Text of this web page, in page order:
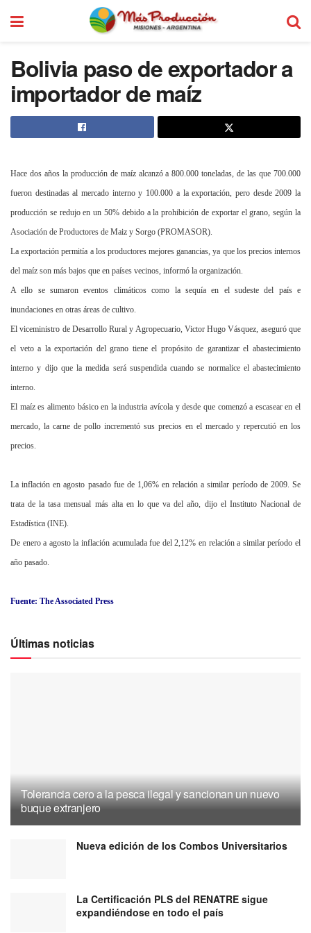
Bolivia paso de exportador a
importador de maíz
Hace dos años la producción de maíz alcanzó a 800.000 toneladas, de las que 700.000
fueron destinadas al mercado interno y 100.000 a la exportación, pero desde 2009 la
producción se redujo en un 50% debido a la prohibición de exportar el grano, según la
Asociación de Productores de Maiz y Sorgo (PROMASOR).
La exportación permitía a los productores mejores ganancias, ya que los precios internos
del maíz son más bajos que en países vecinos, informó la organización.
A ello se sumaron eventos climáticos como la sequía en el sudeste del país e
inundaciones en otras áreas de cultivo.
El viceministro de Desarrollo Rural y Agropecuario, Victor Hugo Vásquez, aseguró que
el veto a la exportación del grano tiene el propósito de garantizar el abastecimiento
interno y dijo que la medida será suspendida cuando se normalice el abastecimiento
interno.
El maíz es alimento básico en la industria avícola y desde que comenzó a escasear en el
mercado, la carne de pollo incrementó sus precios en el mercado y repercutió en los
precios.
La inflación en agosto pasado fue de 1,06% en relación a similar período de 2009. Se
trata de la tasa mensual más alta en lo que va del año, dijo el Instituto Nacional de
Estadística (INE).
De enero a agosto la inflación acumulada fue del 2,12% en relación a similar período el
año pasado.
Fuente: The Associated Press
Últimas noticias
Tolerancia cero a la pesca ilegal y sancionan un nuevo
buque extranjero
Nueva edición de los Combos Universitarios
La Certificación PLS del RENATRE sigue
expandiéndose en todo el país